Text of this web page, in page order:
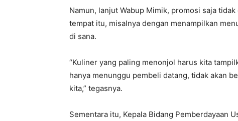
Namun, lanjut Wabup Mimik, promosi saja
tempat itu, misalnya dengan menampilkan
di sana.
“Kuliner yang paling menonjol harus kita
hanya menunggu pembeli datang, tidak akan
kita,” tegasnya.
Sementara itu, Kepala Bidang Pemberdayaan